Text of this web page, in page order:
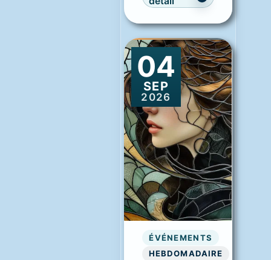
04
SEP
2026
ÉVÉNEMENTS
HEBDOMADAIRE